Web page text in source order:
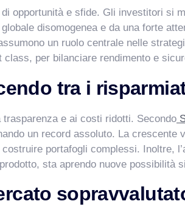
opportunità e sfide. Gli investitori si
disomogenea e da una forte
un ruolo centrale nelle
per bilanciare rendimento e
tra i
e ai costi ridotti. Secondo
un record assoluto. La
portafogli complessi. Inoltre,
sta aprendo nuove possibilità